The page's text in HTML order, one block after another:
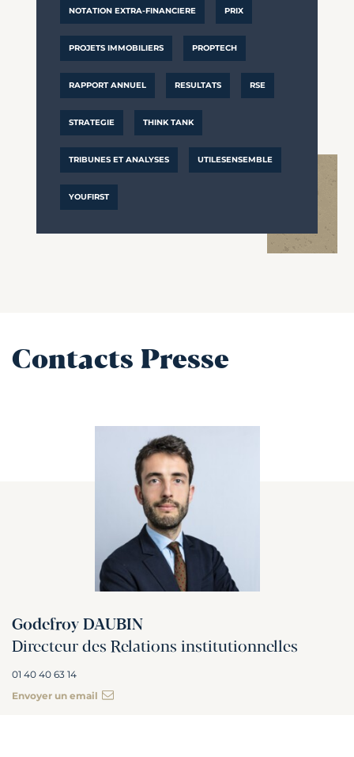
NOTATION EXTRA-FINANCIERE PRIX
PROJETS IMMOBILIERS PROPTECH
RAPPORT ANNUEL RESULTATS RSE
STRATEGIE THINK TANK
TRIBUNES ET ANALYSES UTILESENSEMBLE
YOUFIRST
Contacts Presse
Godefroy DAUBIN
Directeur des Relations institutionnelles
01 40 40 63 14
Envoyer un email